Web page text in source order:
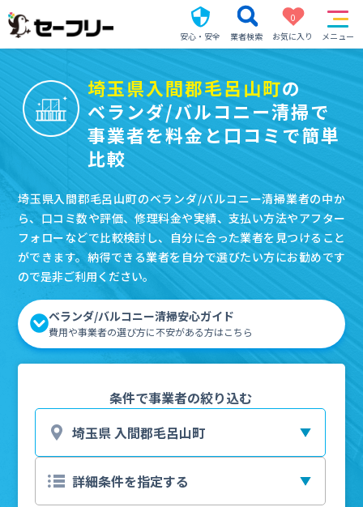
安心・安全 業者検索
0
お気に入り
メニュー
埼玉県入間郡毛呂山町の
ベランダ/バルコニー清掃で
事業者を料金と口コミで簡単
比較
埼玉県入間郡毛呂山町のベランダ/バルコニー清掃業者の中か
ら、口コミ数や評価、修理料金や実績、支払い方法やアフター
フォローなどで比較検討し、自分に合った業者を見つけること
ができます。納得できる業者を自分で選びたい方にお勧めです
ので是非ご利用ください。
ベランダ/バルコニー清掃安心ガイド
費用や事業者の選び方に不安がある方はこちら
条件で事業者の絞り込む